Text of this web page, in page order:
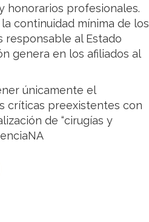
honorarios profesionales.
continuidad mínima de los
responsable al Estado
genera en los afiliados al
únicamente el
críticas preexistentes con
de “cirugías y